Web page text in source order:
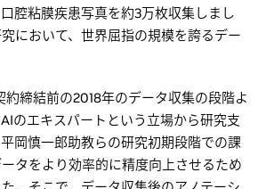
腔粘膜疾患写真を約3万枚収集しまし
において、世界屈指の規模を誇るデー
締結前の2018年のデータ収集の段階よ
のエキスパートという立場から研究支
岡慎一郎助教らの研究初期段階での課
タをより効率的に精度向上させるため